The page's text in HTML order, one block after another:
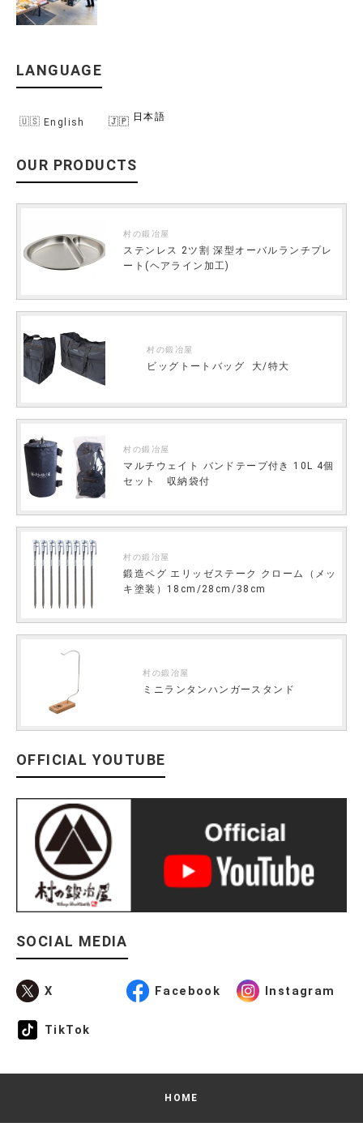
LANGUAGE
English
日本語
OUR PRODUCTS
村の鍛冶屋
ステンレス 2ツ割 深型オーバルランチプレ
ート(ヘアライン加工)
村の鍛冶屋
ビッグトートバッグ 大/特大
村の鍛冶屋
マルチウェイト バンドテープ付き 10L 4個
セット 収納袋付
村の鍛冶屋
鍛造ペグ エリッゼステーク クローム（メッ
キ塗装）18cm/28cm/38cm
村の鍛冶屋
ミニランタンハンガースタンド
OFFICIAL YOUTUBE
SOCIAL MEDIA
X Facebook Instagram
TikTok
HOME